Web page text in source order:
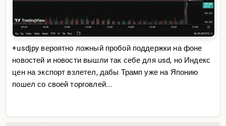
+usdjpy вероятно ложный пробой поддержки на фоне
новостей и новости вышли так себе для usd, но Индекс
цен на экспорт взлетел, дабы Трамп уже на Японию
пошел со своей торговлей...